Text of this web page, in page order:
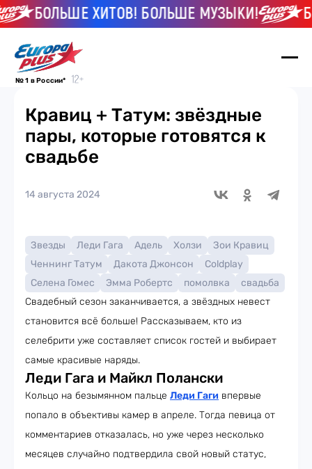
БОЛЬШЕ ХИТОВ! БОЛЬШЕ МУЗЫКИ!
№ 1 в России*
Кравиц + Татум: звёздные
пары, которые готовятся к
свадьбе
14 августа 2024
Звезды Леди Гага Адель Холзи
Зои Кравиц
Ченнинг Татум
Дакота Джонсон
Coldplay
Селена Гомес
Эмма Робертс помолвка
свадьба
Свадебный сезон заканчивается, а звёздных невест
становится всё больше! Рассказываем, кто из
селебрити уже составляет список гостей и выбирает
самые красивые наряды.
Леди Гага и Майкл Полански
Кольцо на безымянном пальце Леди Гаги впервые
попало в объективы камер в апреле. Тогда певица от
комментариев отказалась, но уже через несколько
месяцев случайно подтвердила свой новый статус,